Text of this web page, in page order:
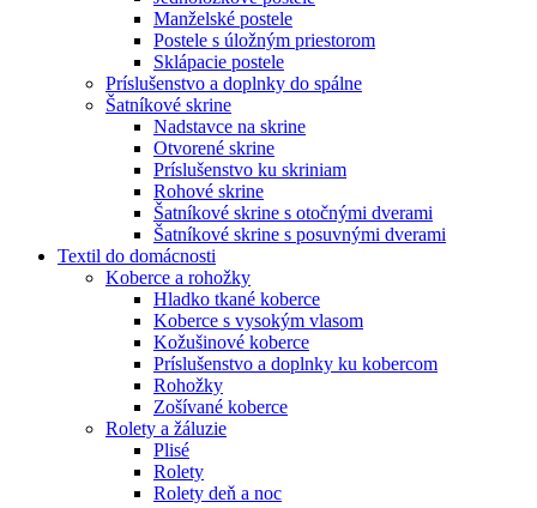
Manželské postele
Postele s úložným priestorom
Sklápacie postele
Príslušenstvo a doplnky do spálne
Šatníkové skrine
Nadstavce na skrine
Otvorené skrine
Príslušenstvo ku skriniam
Rohové skrine
Šatníkové skrine s otočnými dverami
Šatníkové skrine s posuvnými dverami
Textil do domácnosti
Koberce a rohožky
Hladko tkané koberce
Koberce s vysokým vlasom
Kožušinové koberce
Príslušenstvo a doplnky ku kobercom
Rohožky
Zošívané koberce
Rolety a žáluzie
Plisé
Rolety
Rolety deň a noc